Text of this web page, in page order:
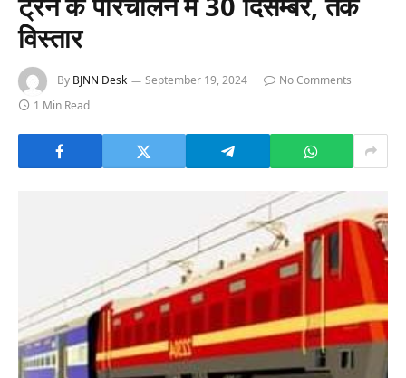
विस्तार
By BJNN Desk September 19, 2024
No Comments
1 Min Read